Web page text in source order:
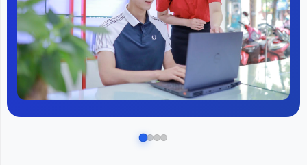
việc một cách hiệu quả. Điều này giúp giảm nhiệt độ trong
phòng một cách nhanh chóng và tạo ra cảm giác mát mẻ,
thoải mái cho người sử dụng. Ngoài ra, máy cũng giúp
duy trì độ ẩm trong không khí, từ đó giảm bớt các vấn đề
về sức khỏe như bệnh về hô hấp.
2. Lọc không khí: Máy điều hòa Xiaomi có khả năng loại
bỏ bụi, vi khuẩn, phấn hoa và các hạt nhỏ khác, giúp
không khí trong phòng trở nên sạch sẽ và tốt cho sức